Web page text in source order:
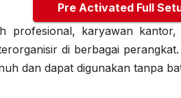
Pre Activated Full
profesional, karyawan
di berbagai
dan dapat digunakan tanpa